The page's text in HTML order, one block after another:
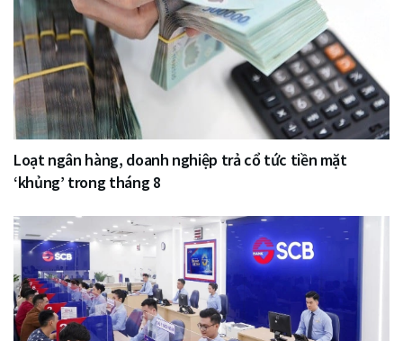
Loạt ngân hàng, doanh nghiệp trả cổ tức tiền mặt
‘khủng’ trong tháng 8